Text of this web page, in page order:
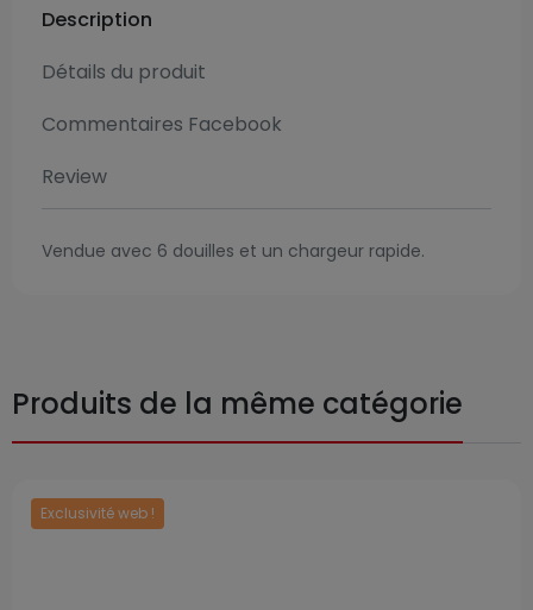
Description
Détails du produit
Commentaires Facebook
Review
Vendue avec 6 douilles et un chargeur rapide.
Produits de la même catégorie
Exclusivité web !